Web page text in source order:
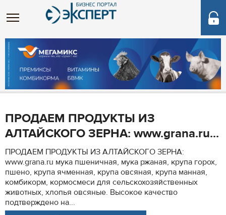
ПРОДАЕМ ПРОДУКТЫ ИЗ
АЛТАЙСКОГО ЗЕРНА: www.grana.ru...
ПРОДАЕМ ПРОДУКТЫ ИЗ АЛТАЙСКОГО ЗЕРНА:
www.grana.ru мука пшеничная, мука ржаная, крупа горох,
пшено, крупа ячменная, крупа овсяная, крупа манная,
комбикорм, кормосмеси для сельскохозяйственных
животных, хлопья овсяные. Высокое качество
подтверждено на...